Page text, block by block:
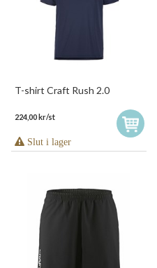
T-shirt Craft Rush 2.0
224,00 kr/st
Slut i lager